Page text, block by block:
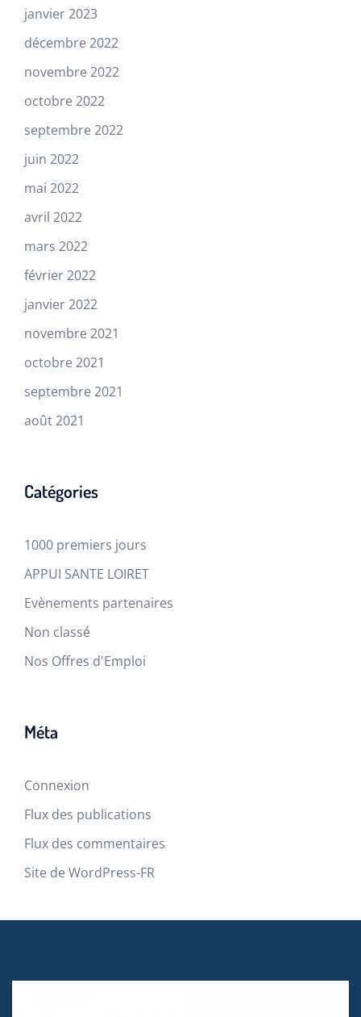
janvier 2023
décembre 2022
novembre 2022
octobre 2022
septembre 2022
juin 2022
mai 2022
avril 2022
mars 2022
février 2022
janvier 2022
novembre 2021
octobre 2021
septembre 2021
août 2021
Catégories
1000 premiers jours
APPUI SANTE LOIRET
Evènements partenaires
Non classé
Nos Offres d'Emploi
Méta
Connexion
Flux des publications
Flux des commentaires
Site de WordPress-FR